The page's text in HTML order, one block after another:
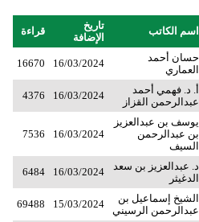
اسم الكاتب
تاريخ
الإضافة
قراءة
حسان أحمد
العماري
16/03/2024
16670
أ. د. فهمي أحمد
عبدالرحمن القزاز
16/03/2024
4376
يوسف بن عبدالعزيز
بن عبدالرحمن
السيف
16/03/2024
7536
د. عبدالعزيز بن سعد
الدغيثر
16/03/2024
6484
الشيخ إسماعيل بن
عبدالرحمن الرسيني
15/03/2024
69488